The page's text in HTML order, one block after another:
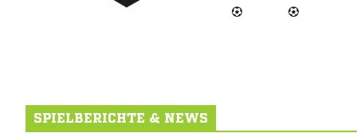
SPIELBERICHTE & NEWS